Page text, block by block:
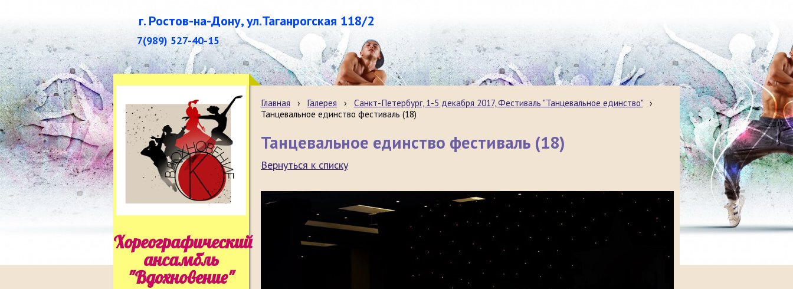
г. Ростов-на-Дону, ул.Таганрогская 118/2
7(989) 527-40-15
Хореографический
ансамбль
"Вдохновение"
Главная › Галерея › Санкт-Петербург, 1-5 декабря 2017, Фестиваль "Танцевальное единство" ›
Танцевальное единство фестиваль (18)
Танцевальное единство фестиваль (18)
Вернуться к списку